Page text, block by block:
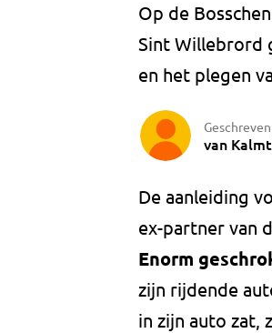
Op de
Sint Willebrord
en het plegen
van
De aanleiding
ex-partner van
Enorm
zijn rijdende
in zijn auto zat,